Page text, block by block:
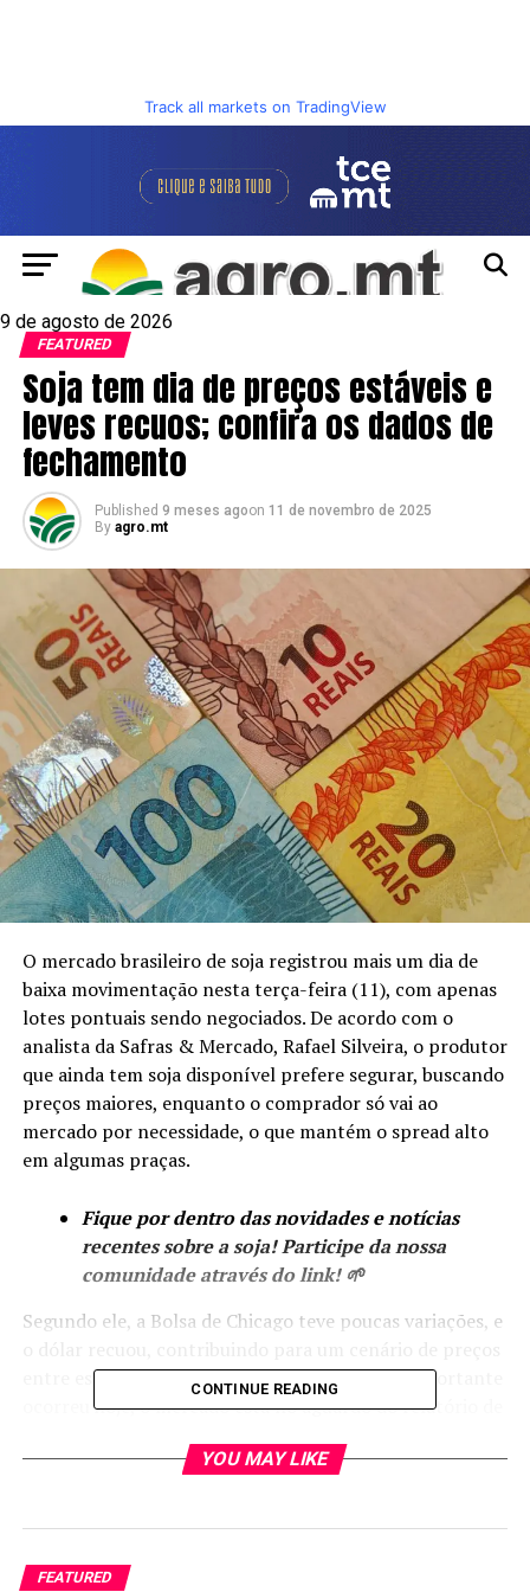
Track all markets on TradingView
9 de agosto de 2026
FEATURED
Soja tem dia de preços estáveis e
leves recuos; confira os dados de
fechamento
Published 9 meses agoon 11 de novembro de 2025
By agro.mt
O mercado brasileiro de soja registrou mais um dia de
baixa movimentação nesta terça-feira (11), com apenas
lotes pontuais sendo negociados. De acordo com o
analista da Safras & Mercado, Rafael Silveira, o produtor
que ainda tem soja disponível prefere segurar, buscando
preços maiores, enquanto o comprador só vai ao
mercado por necessidade, o que mantém o spread alto
em algumas praças.
Fique por dentro das novidades e notícias
recentes sobre a soja! Participe da nossa
comunidade através do link! 🌱
Segundo ele, a Bolsa de Chicago teve poucas variações, e
entre estáveis e mais fracos. “Nada de muito importante
ocorreu hoje, o mercado está no aguardo do relatório de
Estados Unidos (USDA) previsto para sexta-feira”,
CONTINUE READING
YOU MAY LIKE
FEATURED